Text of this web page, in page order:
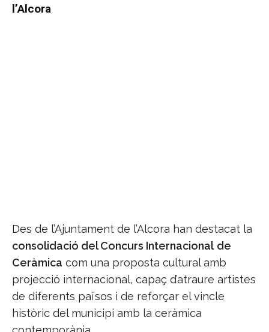
l’Alcora
Des de l’Ajuntament de l’Alcora han destacat la
consolidació del Concurs Internacional de
Ceràmica com una proposta cultural amb
projecció internacional, capaç d’atraure artistes
de diferents països i de reforçar el vincle
històric del municipi amb la ceràmica